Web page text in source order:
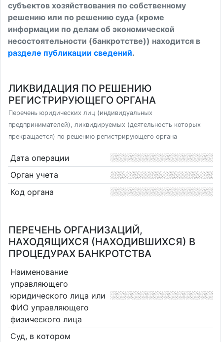
субъектов хозяйствования по собственному
решению или по решению суда (кроме
информации по делам об экономической
несостоятельности (банкротстве)) находится в
разделе публикации сведений.
ЛИКВИДАЦИЯ ПО РЕШЕНИЮ
РЕГИСТРИРУЮЩЕГО ОРГАНА
Перечень юридических лиц (индивидуальных
предпринимателей), ликвидируемых (деятельность которых
прекращается) по решению регистрирующего органа
Дата операции
Орган учета
Код органа
ПЕРЕЧЕНЬ ОРГАНИЗАЦИЙ,
НАХОДЯЩИХСЯ (НАХОДИВШИХСЯ) В
ПРОЦЕДУРАХ БАНКРОТСТВА
Наименование
управляющего
юридического лица или
ФИО управляющего
физического лица
Суд, в котором